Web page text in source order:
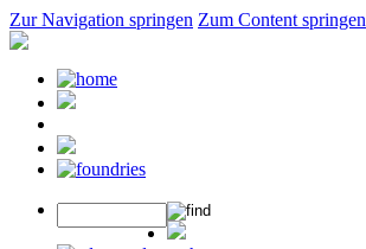
Zur Navigation springen Zum Content springen